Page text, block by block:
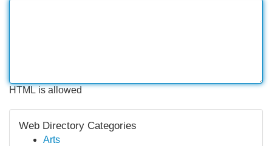
HTML is allowed
Web Directory Categories
Arts